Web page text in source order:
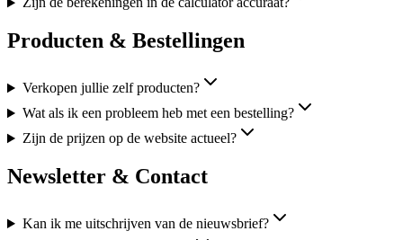
Producten & Bestellingen
Verkopen jullie zelf producten?
Wat als ik een probleem heb met een bestelling?
Zijn de prijzen op de website actueel?
Newsletter & Contact
Kan ik me uitschrijven van de nieuwsbrief?